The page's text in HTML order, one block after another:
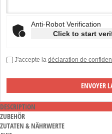
Anti-Robot Verification
Click to start
J'accepte la déclaration de
DESCRIPTION
ZUBEHÖR
ZUTATEN & NÄHRWERTE